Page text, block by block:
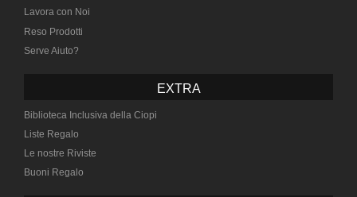
Lavora con Noi
Reso Prodotti
Serve Aiuto?
EXTRA
Biblioteca Inclusiva della Ciopi
Liste Regalo
Le nostre Riviste
Buoni Regalo